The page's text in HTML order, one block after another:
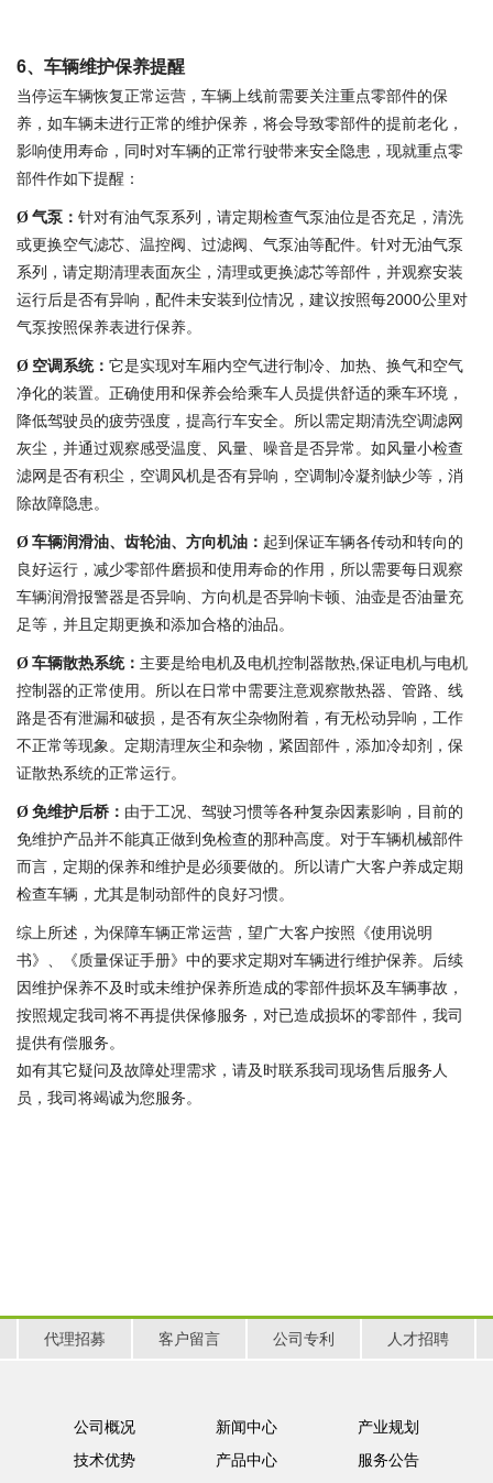
6、车辆维护保养提醒
当停运车辆恢复正常运营，车辆上线前需要关注重点零部件的保
养，如车辆未进行正常的维护保养，将会导致零部件的提前老化，
影响使用寿命，同时对车辆的正常行驶带来安全隐患，现就重点零
部件作如下提醒：
Ø 气泵： 针对有油气泵系列，请定期检查气泵油位是否充足，清洗
或更换空气滤芯、温控阀、过滤阀、气泵油等配件。针对无油气泵
系列，请定期清理表面灰尘，清理或更换滤芯等部件，并观察安装
运行后是否有异响，配件未安装到位情况，建议按照每2000公里对
气泵按照保养表进行保养。
Ø 空调系统： 它是实现对车厢内空气进行制冷、加热、换气和空气
净化的装置。正确使用和保养会给乘车人员提供舒适的乘车环境，
降低驾驶员的疲劳强度，提高行车安全。所以需定期清洗空调滤网
灰尘，并通过观察感受温度、风量、噪音是否异常。如风量小检查
滤网是否有积尘，空调风机是否有异响，空调制冷凝剂缺少等，消
除故障隐患。
Ø 车辆润滑油、齿轮油、方向机油： 起到保证车辆各传动和转向的
良好运行，减少零部件磨损和使用寿命的作用，所以需要每日观察
车辆润滑报警器是否异响、方向机是否异响卡顿、油壶是否油量充
足等，并且定期更换和添加合格的油品。
Ø 车辆散热系统： 主要是给电机及电机控制器散热 保证电机与电机
控制器的正常使用。所以在日常中需要注意观察散热器、管路、线
路是否有泄漏和破损，是否有灰尘杂物附着，有无松动异响，工作
不正常等现象。定期清理灰尘和杂物，紧固部件，添加冷却剂，保
证散热系统的正常运行。
Ø 免维护后桥： 由于工况、驾驶习惯等各种复杂因素影响，目前的
免维护产品并不能真正做到免检查的那种高度。对于车辆机械部件
而言，定期的保养和维护是必须要做的。所以请广大客户养成定期
检查车辆，尤其是制动部件的良好习惯。
综上所述，为保障车辆正常运营，望广大客户按照《使用说明
书》、《质量保证手册》中的要求定期对车辆进行维护保养。后续
因维护保养不及时或未维护保养所造成的零部件损坏及车辆事故，
按照规定我司将不再提供保修服务，对已造成损坏的零部件，我司
提供有偿服务。
如有其它疑问及故障处理需求，请及时联系我司现场售后服务人
员，我司将竭诚为您服务。
代理招募 客户留言 公司专利 人才招聘
公司概况 新闻中心
产业规划
技术优势
产品中心 服务公告